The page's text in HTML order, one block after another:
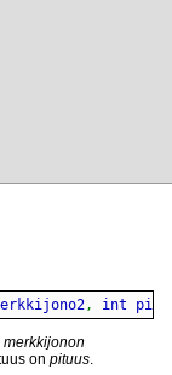
, int
merkkijonon
on pituus.